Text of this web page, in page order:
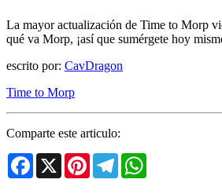
La mayor actualización de Time to Morp
qué va Morp, ¡así que sumérgete hoy
escrito por: CavDragon
Time to Morp
Comparte este articulo:
Facebook
X PinterestTelegram